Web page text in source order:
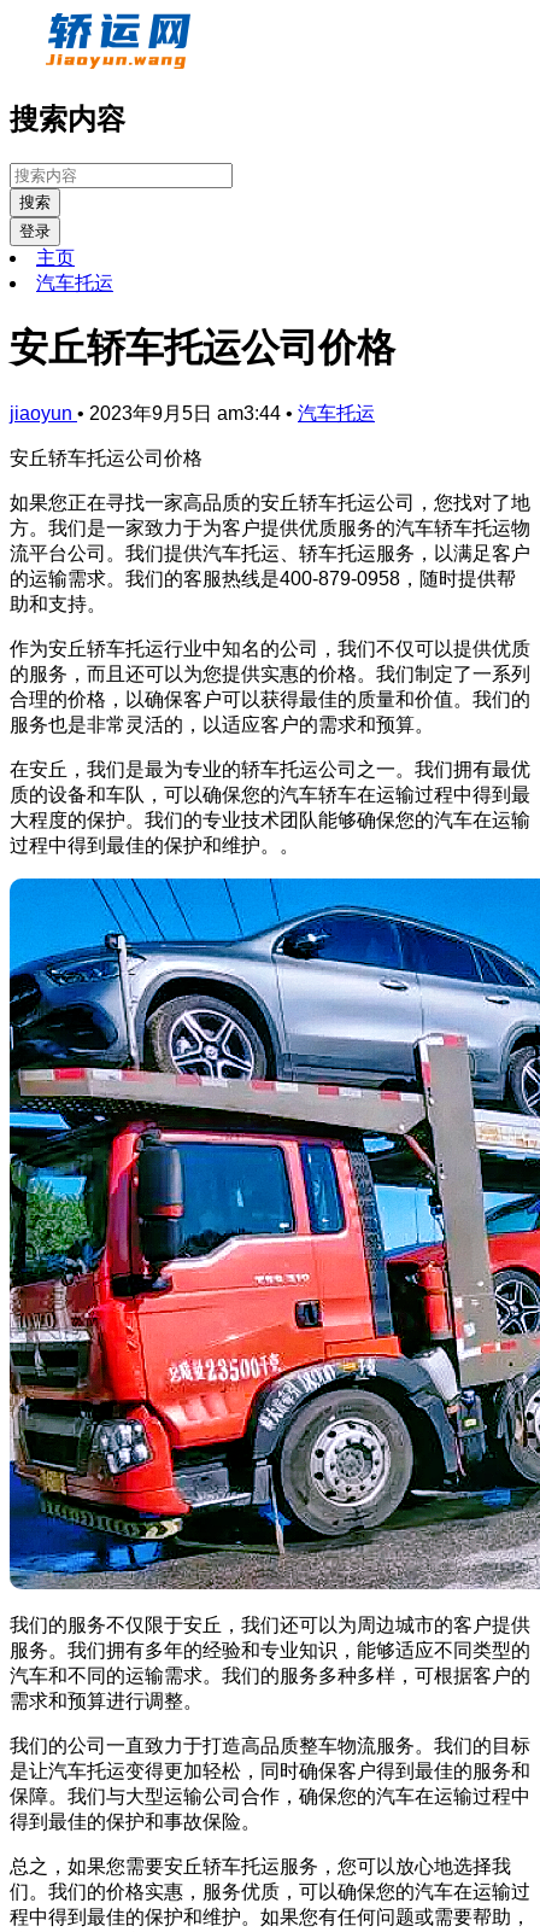
搜索内容
搜索
登录
主页
汽车托运
安丘轿车托运公司价格
jiaoyun • 2023年9月5日 am3:44 • 汽车托运
安丘轿车托运公司价格
如果您正在寻找一家高品质的安丘轿车托运公司，您找对了地
方。我们是一家致力于为客户提供优质服务的汽车轿车托运物
流平台公司。我们提供汽车托运、轿车托运服务，以满足客户
的运输需求。我们的客服热线是400-879-0958，随时提供帮
助和支持。
作为安丘轿车托运行业中知名的公司，我们不仅可以提供优质
的服务，而且还可以为您提供实惠的价格。我们制定了一系列
合理的价格，以确保客户可以获得最佳的质量和价值。我们的
服务也是非常灵活的，以适应客户的需求和预算。
在安丘，我们是最为专业的轿车托运公司之一。我们拥有最优
质的设备和车队，可以确保您的汽车轿车在运输过程中得到最
大程度的保护。我们的专业技术团队能够确保您的汽车在运输
过程中得到最佳的保护和维护。。
我们的服务不仅限于安丘，我们还可以为周边城市的客户提供
服务。我们拥有多年的经验和专业知识，能够适应不同类型的
汽车和不同的运输需求。我们的服务多种多样，可根据客户的
需求和预算进行调整。
我们的公司一直致力于打造高品质整车物流服务。我们的目标
是让汽车托运变得更加轻松，同时确保客户得到最佳的服务和
保障。我们与大型运输公司合作，确保您的汽车在运输过程中
得到最佳的保护和事故保险。
总之，如果您需要安丘轿车托运服务，您可以放心地选择我
们。我们的价格实惠，服务优质，可以确保您的汽车在运输过
程中得到最佳的保护和维护。如果您有任何问题或需要帮助，